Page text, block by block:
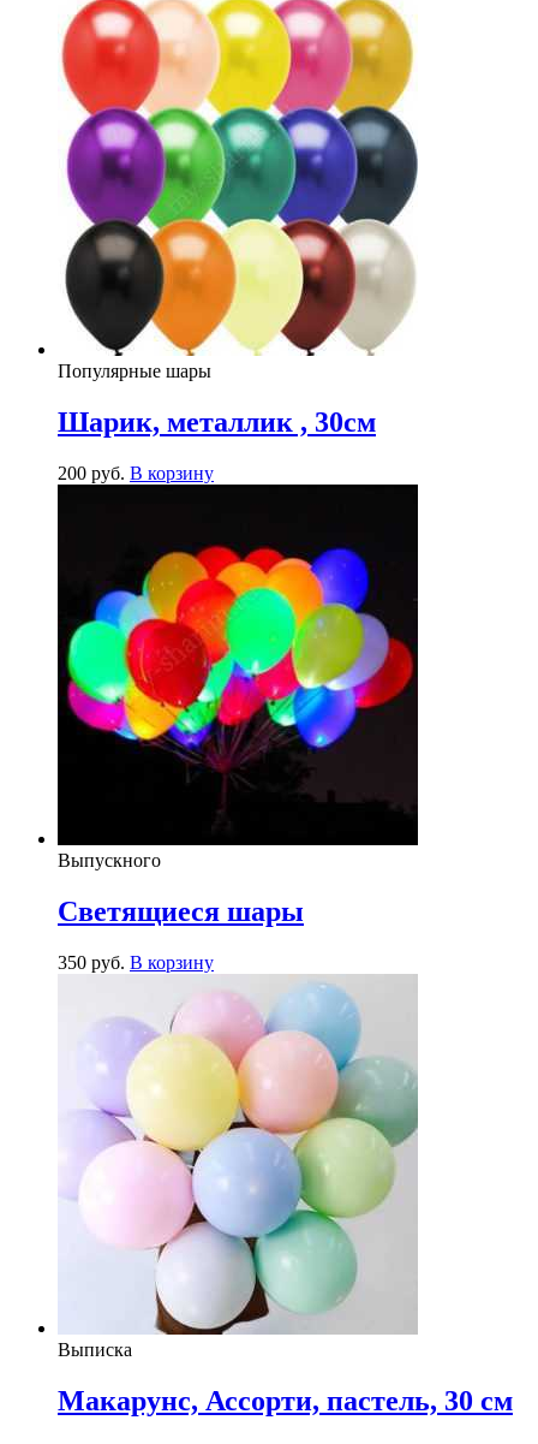
Популярные шары
Шарик, металлик , 30см
200 руб. В корзину
Выпускного
Светящиеся шары
350 руб. В корзину
Выписка
Макарунс, Ассорти, пастель, 30 см